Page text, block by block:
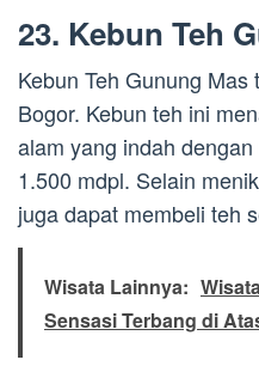
23. Kebun Teh
Kebun Teh Gunung
Bogor. Kebun teh ini
alam yang indah
1.500 mdpl. Selain
juga dapat membeli teh
Wisata Lainnya:
Sensasi Terbang di